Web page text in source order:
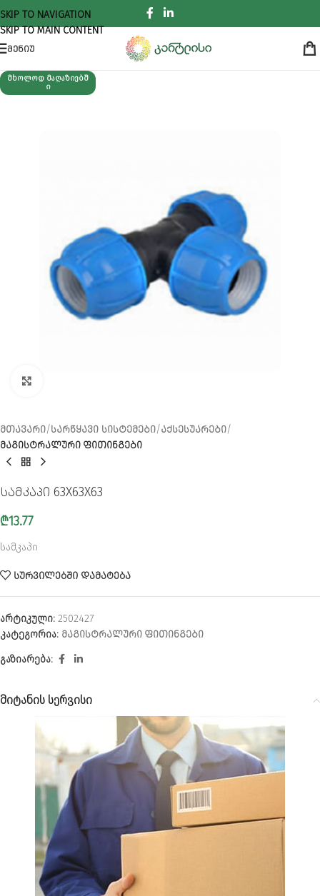
SKIP TO NAVIGATION
SKIP TO MAIN CONTENT
ᲛᲔᲜᲘᲣ
ᲛᲮᲝᲚᲝᲓ ᲛᲐᲦᲐᲖᲘᲔᲑᲨ
Ი
ᲛᲗᲐᲕᲐᲠᲘ ᲡᲐᲠᲬᲧᲐᲕᲘ ᲡᲘᲡᲢᲔᲛᲔᲑᲘ ᲐᲥᲡᲔᲡᲣᲐᲠᲔᲑᲘ
ᲛᲐᲒᲘᲡᲢᲠᲐᲚᲣᲠᲘ ᲤᲘᲗᲘᲜᲒᲔᲑᲘ
სამკაპი 63X63X63
₾13.77
სამკაპი
ᲡᲣᲠᲕᲘᲚᲔᲑᲨᲘ ᲓᲐᲛᲐᲢᲔᲑᲐ
არტიკული: 2502427
კატეგორია: ᲛᲐᲒᲘᲡᲢᲠᲐᲚᲣᲠᲘ ᲤᲘᲗᲘᲜᲒᲔᲑᲘ
გაზიარება:
მიტანის სერვისი